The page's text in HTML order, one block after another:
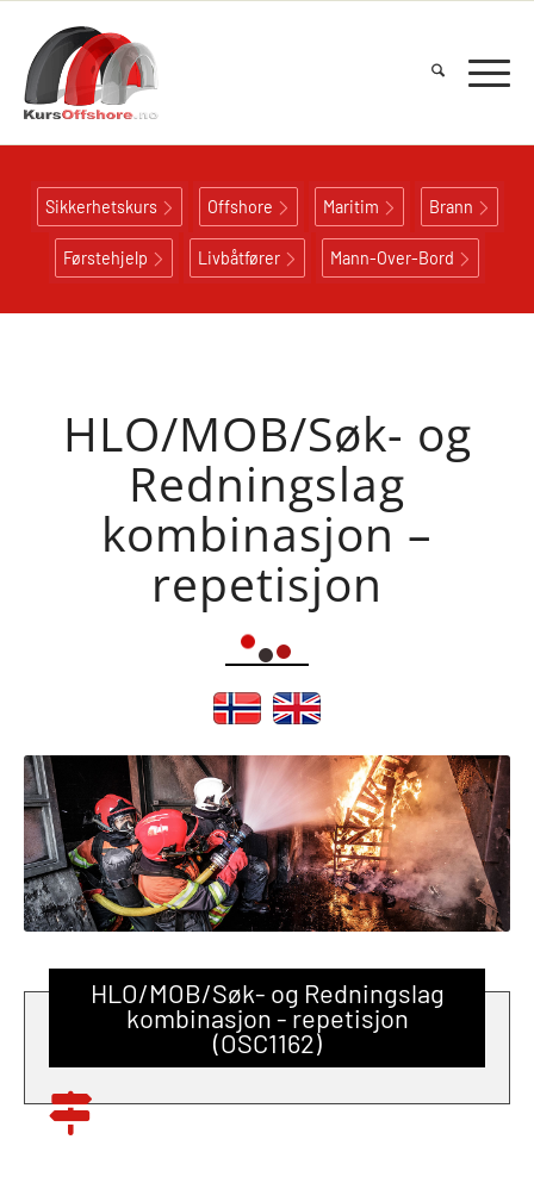
Sikkerhetskurs Offshore Maritim Brann
Førstehjelp Livbåtfører Mann-Over-Bord
HLO/MOB/Søk- og
Redningslag
kombinasjon –
repetisjon
HLO/MOB/Søk- og Redningslag
kombinasjon - repetisjon
(OSC1162)